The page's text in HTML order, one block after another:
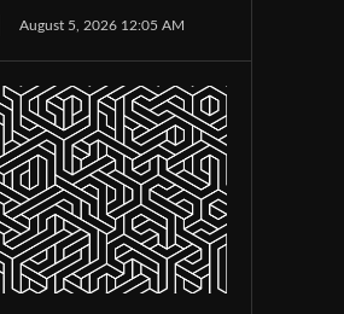
August 5, 2026 12:05 AM